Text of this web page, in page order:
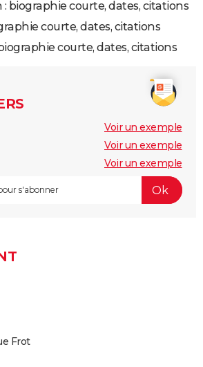
biographie courte, dates, citations
courte, dates, citations
courte, dates, citations
Voir un exemple
Voir un exemple
Voir un exemple
Frot